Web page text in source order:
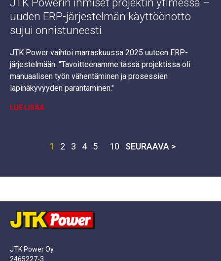
uuden ERP-järjestelmän käyttöönotto
sujui onnistuneesti
JTK Power vaihtoi marraskuussa 2025 uuteen ERP-
järjestelmään. "Tavoitteenamme tässä projektissa oli
manuaalisen työn vähentäminen ja prosessien
läpinäkyvyyden parantaminen."
LUE LISÄÄ
1 2 3 4 5 10 SEURAAVA >
JTK Power Oy
2465227-3